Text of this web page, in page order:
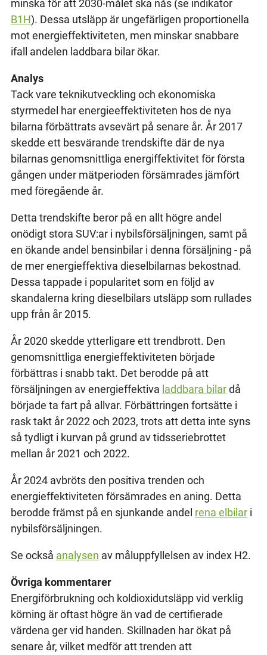
minska för att 2030-målet ska nås (se indikator
B1H). Dessa utsläpp är ungefärligen proportionella
mot energieffektiviteten, men minskar snabbare
ifall andelen laddbara bilar ökar.
Analys
Tack vare teknikutveckling och ekonomiska
styrmedel har energieeffektiviteten hos de nya
bilarna förbättrats avsevärt på senare år. År 2017
skedde ett besvärande trendskifte där de nya
bilarnas genomsnittliga energiffektivitet för första
gången under mätperioden försämrades jämfört
med föregående år.
Detta trendskifte beror på en allt högre andel
onödigt stora SUV:ar i nybilsförsäljningen, samt på
en ökande andel bensinbilar i denna försäljning - på
de mer energieffektiva dieselbilarnas bekostnad.
Dessa tappade i popularitet som en följd av
skandalerna kring dieselbilars utsläpp som rullades
upp från år 2015.
År 2020 skedde ytterligare ett trendbrott. Den
genomsnittliga energieffektiviteten började
förbättras i snabb takt. Det berodde på att
försäljningen av energieffektiva laddbara bilardå
började ta fart på allvar. Förbättringen fortsätte i
rask takt år 2022 och 2023, trots att detta inte syns
så tydligt i kurvan på grund av tidsseriebrottet
mellan år 2021 och 2022.
År 2024 avbröts den positiva trenden och
energieffektiviteten försämrades en aning. Detta
berodde främst på en sjunkande andel rena elbilari
nybilsförsäljningen.
Se också analysen av måluppfyllelsen av index H2.
Övriga kommentarer
Energiförbrukning och koldioxidutsläpp vid verklig
körning är oftast högre än vad de certifierade
värdena ger vid handen. Skillnaden har ökat på
senare år, vilket medför att trenden att